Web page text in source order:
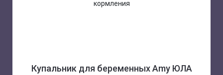
Купальник для беременных Amy ЮЛА